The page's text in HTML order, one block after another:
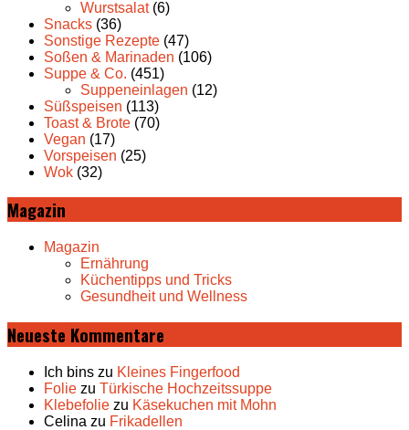
Wurstsalat(6)
Snacks (36)
Sonstige Rezepte (47)
Soßen & Marinaden (106)
Suppe & Co. (451)
Suppeneinlagen (12)
Süßspeisen (113)
Toast & Brote (70)
Vegan (17)
Vorspeisen (25)
Wok (32)
Magazin
Magazin
Ernährung
Küchentipps und Tricks
Gesundheit und Wellness
Neueste Kommentare
Ich bins zu Kleines Fingerfood
Folie zu Türkische Hochzeitssuppe
Klebefolie zu Käsekuchen mit Mohn
Celina zu Frikadellen